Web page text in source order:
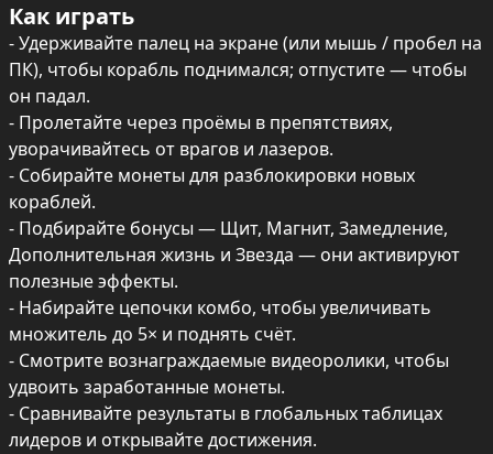
Как играть
- Удерживайте палец на экране (или мышь / пробел на
ПК), чтобы корабль поднимался; отпустите — чтобы
он падал.
- Пролетайте через проёмы в препятствиях,
уворачивайтесь от врагов и лазеров.
- Собирайте монеты для разблокировки новых
кораблей.
- Подбирайте бонусы — Щит, Магнит, Замедление,
Дополнительная жизнь и Звезда — они активируют
полезные эффекты.
- Набирайте цепочки комбо, чтобы увеличивать
множитель до 5× и поднять счёт.
- Смотрите вознаграждаемые видеоролики, чтобы
удвоить заработанные монеты.
- Сравнивайте результаты в глобальных таблицах
лидеров и открывайте достижения.